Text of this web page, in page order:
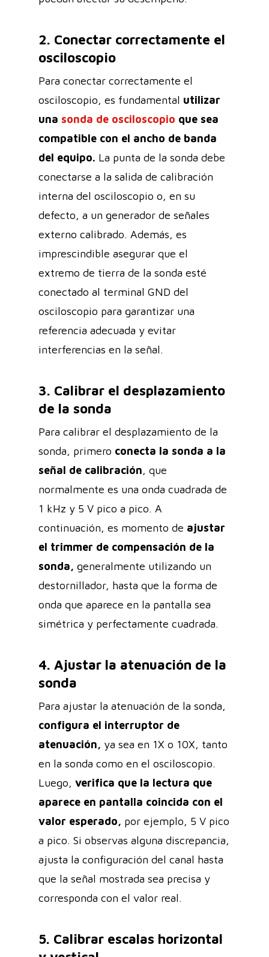
2. Conectar correctamente el
osciloscopio
Para conectar correctamente el
osciloscopio, es fundamental utilizar
una sonda de osciloscopio que sea
compatible con el ancho de banda
del equipo. La punta de la sonda debe
conectarse a la salida de calibración
interna del osciloscopio o, en su
defecto, a un generador de señales
externo calibrado. Además, es
imprescindible asegurar que el
extremo de tierra de la sonda esté
conectado al terminal GND del
osciloscopio para garantizar una
referencia adecuada y evitar
interferencias en la señal.
3. Calibrar el desplazamiento
de la sonda
Para calibrar el desplazamiento de la
sonda, primero conecta la sonda a la
señal de calibración, que
normalmente es una onda cuadrada de
1 kHz y 5 V pico a pico. A
continuación, es momento de ajustar
el trimmer de compensación de la
sonda, generalmente utilizando un
destornillador, hasta que la forma de
onda que aparece en la pantalla sea
simétrica y perfectamente cuadrada.
4. Ajustar la atenuación de la
sonda
Para ajustar la atenuación de la sonda,
configura el interruptor de
atenuación, ya sea en 1X o 10X, tanto
en la sonda como en el osciloscopio.
Luego, verifica que la lectura que
aparece en pantalla coincida con el
valor esperado, por ejemplo, 5 V pico
a pico. Si observas alguna discrepancia,
ajusta la configuración del canal hasta
que la señal mostrada sea precisa y
corresponda con el valor real.
5. Calibrar escalas horizontal